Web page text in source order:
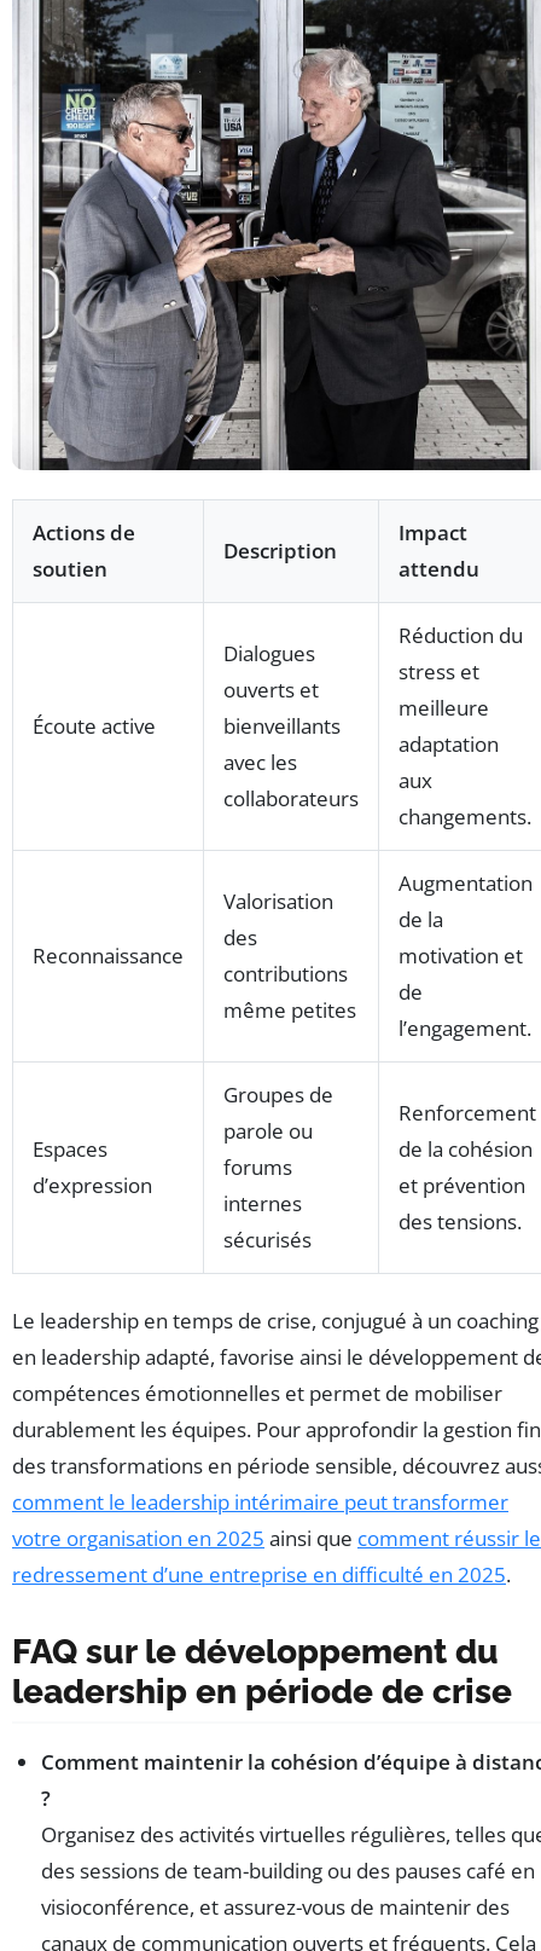
Actions de
soutien
Description
Impact
attendu
Écoute active
Dialogues
ouverts et
bienveillants
avec les
collaborateurs
Réduction du
stress et
meilleure
adaptation
aux
changements.
Reconnaissance
Valorisation
des
contributions
même petites
Augmentation
de la
motivation et
de
l’engagement.
Espaces
d’expression
Groupes de
parole ou
forums
internes
sécurisés
Renforcement
de la cohésion
et prévention
des tensions.
Le leadership en temps de crise, conjugué à un coaching
en leadership adapté, favorise ainsi le développement
compétences émotionnelles et permet de mobiliser
durablement les équipes. Pour approfondir la gestion
des transformations en période sensible, découvrez
comment le leadership intérimaire peut transformer
votre organisation en 2025 ainsi que comment réussir le
redressement d’une entreprise en difficulté en 2025.
FAQ sur le développement du
leadership en période de crise
Comment maintenir la cohésion d’équipe à
?
Organisez des activités virtuelles régulières, telles
des sessions de team-building ou des pauses café en
visioconférence, et assurez-vous de maintenir des
canaux de communication ouverts et fréquents. Cela